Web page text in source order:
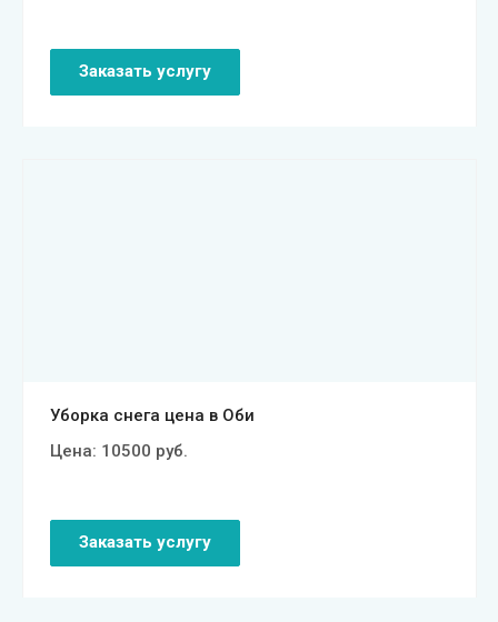
Заказать услугу
Уборка снега цена в Оби
Цена: 10500 руб.
Заказать услугу